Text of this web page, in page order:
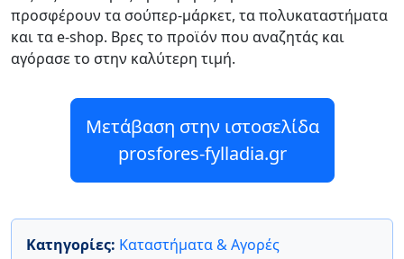
προσφέρουν τα σούπερ-μάρκετ, τα πολυκαταστήματα
και τα e-shop. Βρες το προϊόν που αναζητάς και
αγόρασε το στην καλύτερη τιμή.
Μετάβαση στην ιστοσελίδα
prosfores-fylladia.gr
Κατηγορίες: Καταστήματα & Αγορές